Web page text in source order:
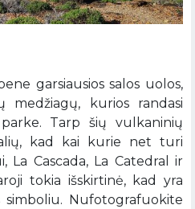
garsiausios salos uolos,
medžiagų, kurios randasi
parke. Tarp šių vulkaninių
kad kai kurie net turi
La Cascada, La Catedral ir
tokia išskirtinė, kad yra
simboliu. Nufotografuokite